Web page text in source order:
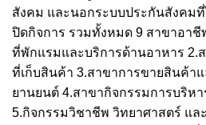
สังคม และนอกระบบประกันสังคม
ปิดกิจการ รวมทั้งหมด 9 สาขาอาชี
ที่พักแรมและบริการด้านอาหาร 2.
ที่เก็บสินค้า 3.สาขาการขายสินค้า
ยานยนต์ 4.สาขากิจกรรมการบริห
5.กิจกรรมวิชาชีพ วิทยาศาสตร์ แล